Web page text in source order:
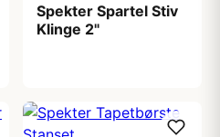
Spekter Spartel Stiv
Klinge 2"